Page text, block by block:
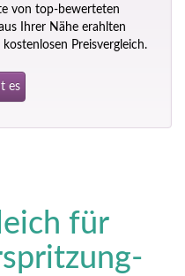
von top-bewerteten
Ihrer Nähe erahlten
Preisvergleich.
es
für